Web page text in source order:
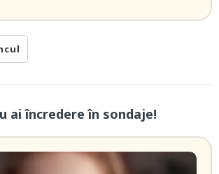
ai încredere în sondaje!